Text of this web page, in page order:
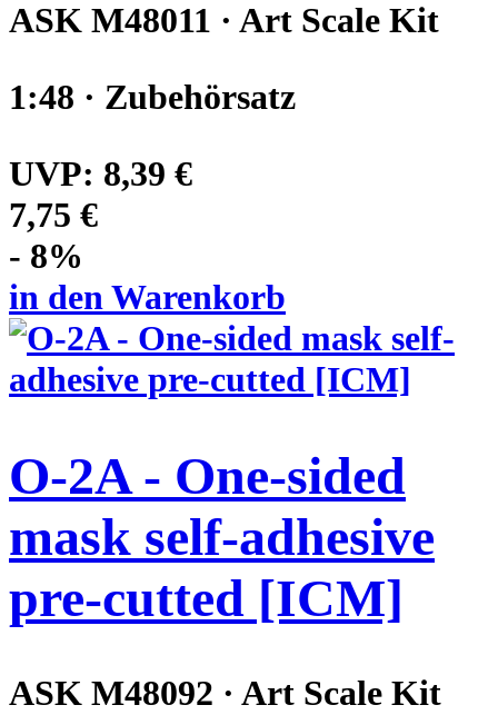
ASK M48011 · Art Scale Kit
1:48 · Zubehörsatz
UVP: 8,39 €
7,75 €
- 8%
in den Warenkorb
O-2A - One-sided
mask self-adhesive
pre-cutted [ICM]
ASK M48092 · Art Scale Kit